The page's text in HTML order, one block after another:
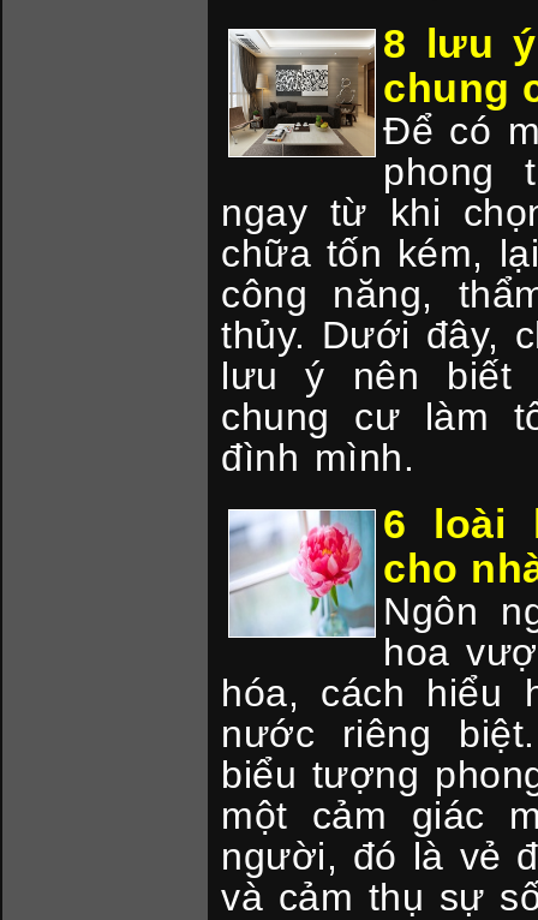
8 lưu
chung
Để có
phong
ngay từ khi
chữa tốn kém,
công năng,
thủy. Dưới đây,
lưu ý nên biết
chung cư làm
đình mình.
6 loài
cho
Ngôn
hoa
hóa, cách hiểu
nước riêng
biểu tượng
một cảm giác
người, đó là vẻ
và cảm thụ sự